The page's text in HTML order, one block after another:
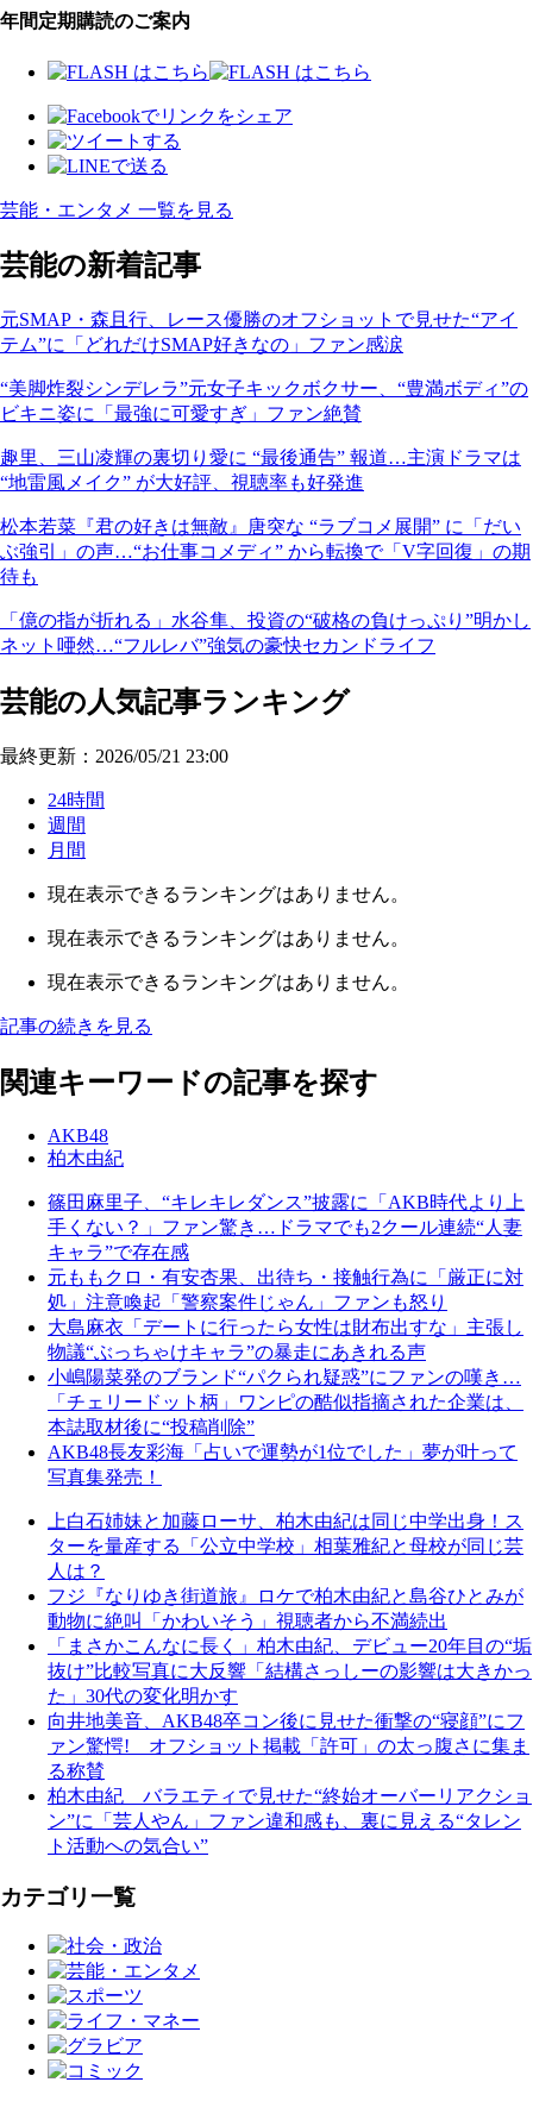
年間定期購読のご案内
芸能・エンタメ 一覧を見る
芸能の新着記事
元SMAP・森且行、レース優勝のオフショットで見せた“アイ
テム”に「どれだけSMAP好きなの」ファン感涙
“美脚炸裂シンデレラ”元女子キックボクサー、“豊満ボディ”の
ビキニ姿に「最強に可愛すぎ」ファン絶賛
趣里、三山凌輝の裏切り愛に “最後通告” 報道…主演ドラマは
“地雷風メイク” が大好評、視聴率も好発進
松本若菜『君の好きは無敵』唐突な “ラブコメ展開” に「だい
ぶ強引」の声…“お仕事コメディ” から転換で「V字回復」の期
待も
「億の指が折れる」水谷隼、投資の“破格の負けっぷり”明かし
ネット唖然…“フルレバ”強気の豪快セカンドライフ
芸能の人気記事ランキング
最終更新：2026/05/21 23:00
24時間
週間
月間
現在表示できるランキングはありません。
現在表示できるランキングはありません。
現在表示できるランキングはありません。
記事の続きを見る
関連キーワードの記事を探す
AKB48
柏木由紀
篠田麻里子、“キレキレダンス”披露に「AKB時代より上
手くない？」ファン驚き…ドラマでも2クール連続“人妻
キャラ”で存在感
元ももクロ・有安杏果、出待ち・接触行為に「厳正に対
処」注意喚起「警察案件じゃん」ファンも怒り
大島麻衣「デートに行ったら女性は財布出すな」主張し
物議“ぶっちゃけキャラ”の暴走にあきれる声
小嶋陽菜発のブランド“パクられ疑惑”にファンの嘆き…
「チェリードット柄」ワンピの酷似指摘された企業は、
本誌取材後に“投稿削除”
AKB48長友彩海「占いで運勢が1位でした」夢が叶って
写真集発売！
上白石姉妹と加藤ローサ、柏木由紀は同じ中学出身！ス
ターを量産する「公立中学校」相葉雅紀と母校が同じ芸
人は？
フジ『なりゆき街道旅』ロケで柏木由紀と島谷ひとみが
動物に絶叫「かわいそう」視聴者から不満続出
「まさかこんなに長く」柏木由紀、デビュー20年目の“垢
抜け”比較写真に大反響「結構さっしーの影響は大きかっ
た」30代の変化明かす
向井地美音、AKB48卒コン後に見せた衝撃の“寝顔”にフ
ァン驚愕! オフショット掲載「許可」の太っ腹さに集ま
る称賛
柏木由紀 バラエティで見せた“終始オーバーリアクショ
ン”に「芸人やん」ファン違和感も、裏に見える“タレン
ト活動への気合い”
カテゴリ一覧